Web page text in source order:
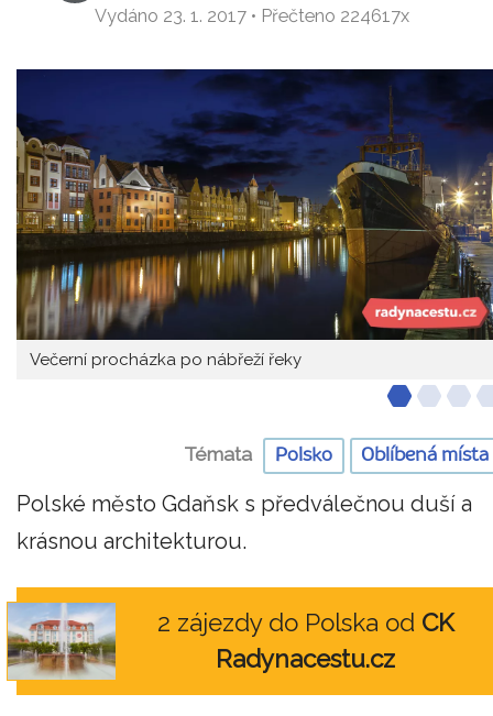
Vydáno 23. 1. 2017 • Přečteno 224617x
Večerní procházka po nábřeží řeky
Témata Polsko Oblíbená místa
Polské město Gdaňsk s předválečnou duší a
krásnou architekturou.
2 zájezdy do Polska od CK
Radynacestu.cz